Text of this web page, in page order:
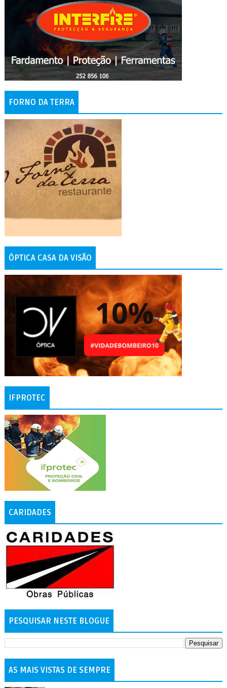
FORNO DA TERRA
ÓPTICA CASA DA VISÃO
IFPROTEC
CARIDADES
PESQUISAR NESTE BLOGUE
AS MAIS VISTAS DE SEMPRE